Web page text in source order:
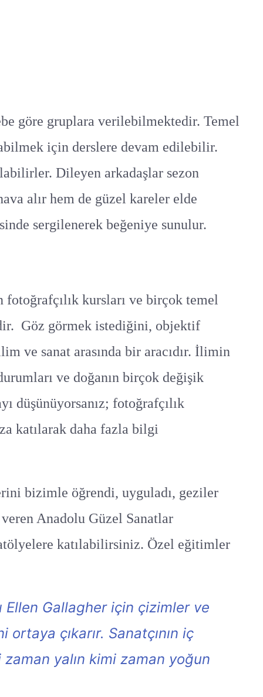
göre gruplara verilebilmektedir. Temel
için derslere devam edilebilir.
Dileyen arkadaşlar sezon
alır hem de güzel kareler elde
sergilenerek beğeniye sunulur.
kursları ve birçok temel
Göz görmek istediğini, objektif
ve sanat arasında bir aracıdır. İlimin
ve doğanın birçok değişik
düşünüyorsanız; fotoğrafçılık
katılarak daha fazla bilgi
bizimle öğrendi, uyguladı, geziler
Anadolu Güzel Sanatlar
katılabilirsiniz. Özel eğitimler
Ellen Gallagher için çizimler ve
çıkarır. Sanatçının iç
yalın kimi zaman yoğun